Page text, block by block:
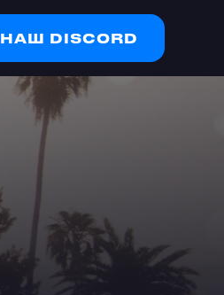
НАШ DISCORD